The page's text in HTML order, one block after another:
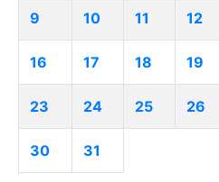
9 10 11 12
16 17 18 19
23 24 25 26
30 31